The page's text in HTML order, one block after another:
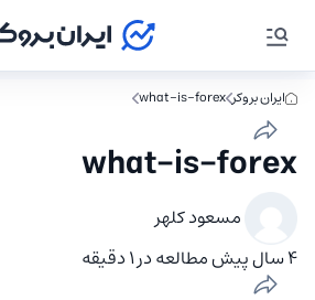
ایران بروکر what-is-forex
what-is-forex
مسعود کلهر
4 سال پیش
مطالعه در 1 دقیقه